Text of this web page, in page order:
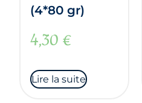
(4*80 gr)
4,30 €
Lire la suite